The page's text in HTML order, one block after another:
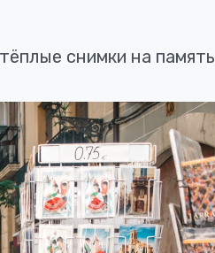
снимки на память